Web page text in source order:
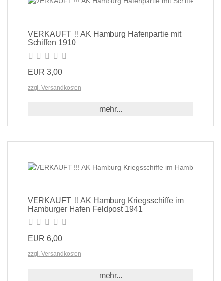
VERKAUFT !!! AK Hamburg Hafenpartie mit
Schiffen 1910
EUR 3,00
zzgl. Versandkosten
mehr...
VERKAUFT !!! AK Hamburg Kriegsschiffe im
Hamburger Hafen Feldpost 1941
EUR 6,00
zzgl. Versandkosten
mehr...